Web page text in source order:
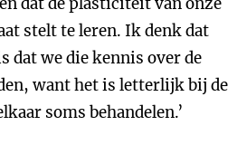
stelt te leren. Ik denk dat
dat we die kennis over de
want het is letterlijk bij de
soms behandelen.’